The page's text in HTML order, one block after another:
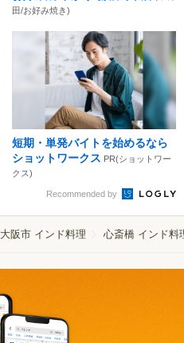
田/お好み焼き)
短期・単発バイトを始めるなら
ショットワークス PR(ショットワー
クス)
Recommended by
大阪市 インド料理 心斎橋 インド料